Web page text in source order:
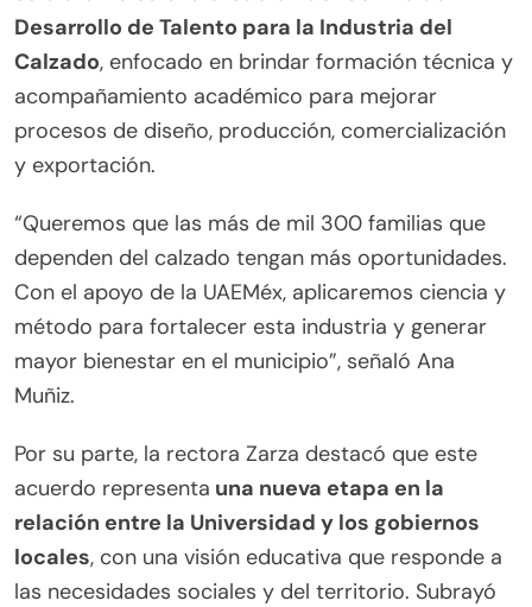
Desarrollo de Talento para la Industria del
Calzado, enfocado en brindar formación técnica y
acompañamiento académico para mejorar
procesos de diseño, producción, comercialización
y exportación.
“Queremos que las más de mil 300 familias que
dependen del calzado tengan más oportunidades.
Con el apoyo de la UAEMéx, aplicaremos ciencia y
método para fortalecer esta industria y generar
mayor bienestar en el municipio”, señaló Ana
Muñiz.
Por su parte, la rectora Zarza destacó que este
acuerdo representa una nueva etapa en la
relación entre la Universidad y los gobiernos
locales, con una visión educativa que responde a
las necesidades sociales y del territorio. Subrayó